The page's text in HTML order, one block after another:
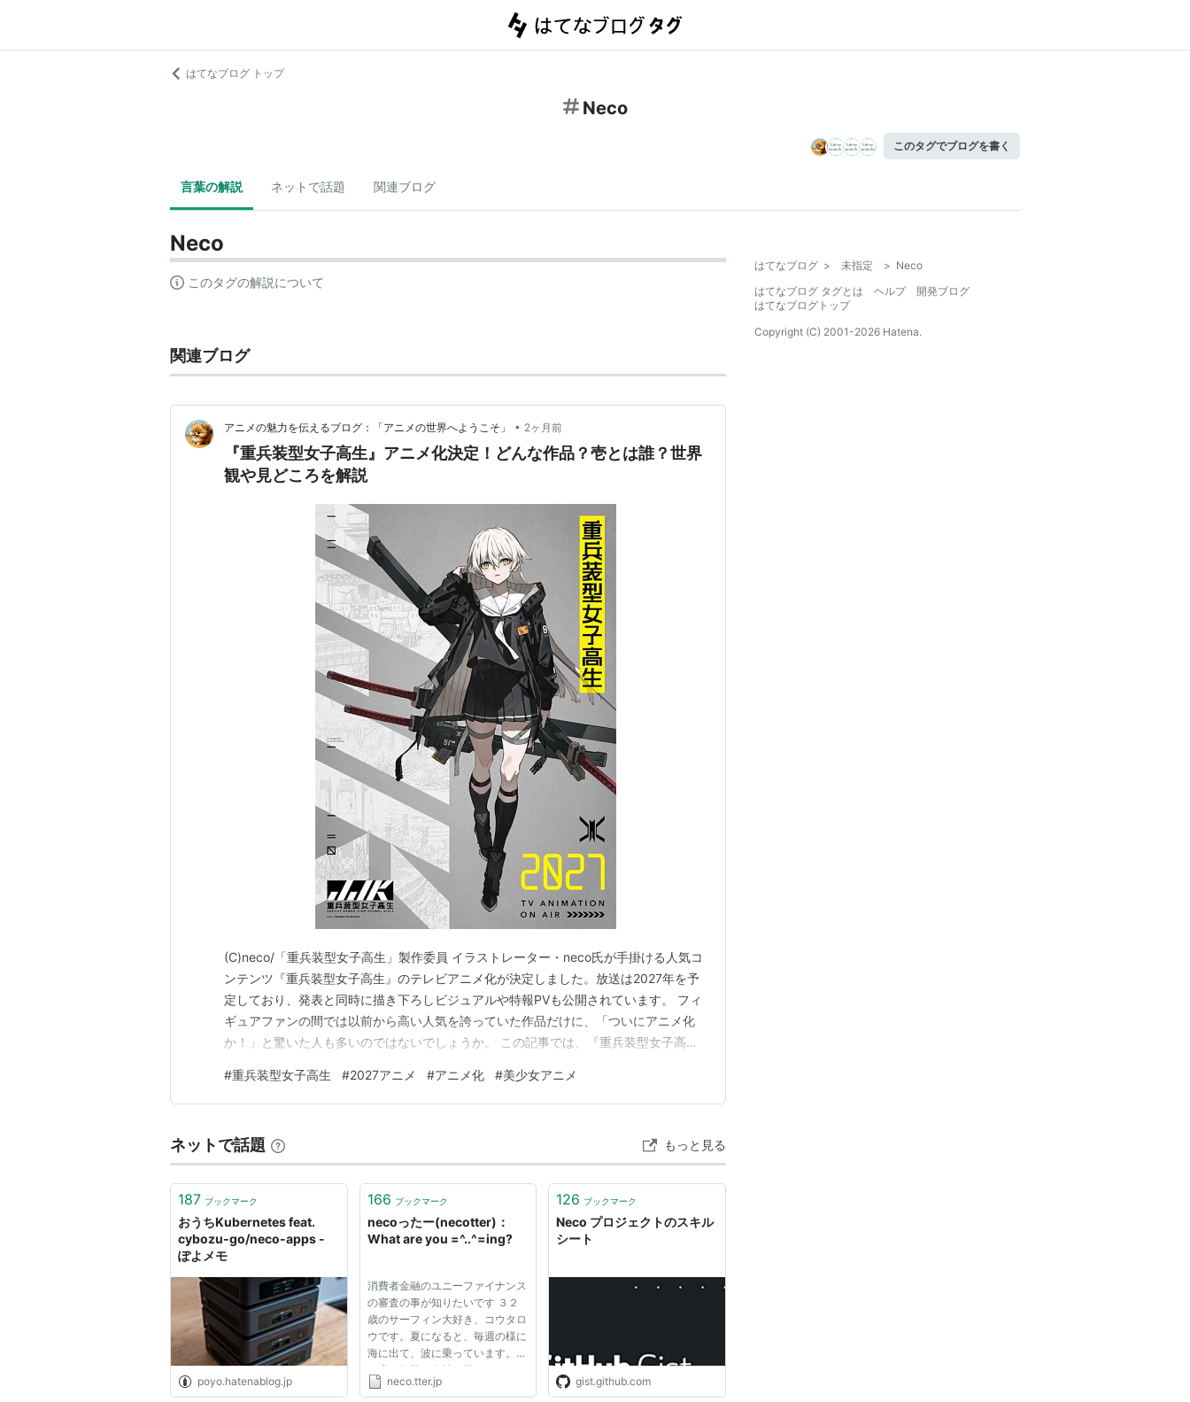
はてなブログ トップ
Neco
このタグでブログを書く
言葉の解説 ネットで話題 関連ブログ
Neco
このタグの解説について
関連ブログ
アニメの魅力を伝えるブログ：「アニメの世界へようこそ」 • 2ヶ月前
『重兵装型女子高生』アニメ化決定！どんな作品？壱とは誰？世界
観や見どころを解説
(C)neco/「重兵装型女子高生」製作委員 イラストレーター・neco氏が手掛ける人気コ
ンテンツ『重兵装型女子高生』のテレビアニメ化が決定しました。放送は2027年を予
定しており、発表と同時に描き下ろしビジュアルや特報PVも公開されています。 フィ
ギュアファンの間では以前から高い人気を誇っていた作品だけに、「ついにアニメ化
か！」と驚いた人も多いのではないでしょうか。 この記事では、『重兵装型女子高
ち）」について解説していきます。 この記事でわかること 『重兵装型女子高生』とは
どんな作品なのか アニメ化で注目されるポイ…
#重兵装型女子高生 #2027アニメ #アニメ化 #美少女アニメ
ネットで話題 もっと見る
187 ブックマーク
おうちKubernetes feat.
cybozu-go/neco-apps -
ぽよメモ
poyo.hatenablog.jp
166 ブックマーク
necoったー(necotter)：
What are you =^..^=ing?
消費者金融のユニーファイナンス
の審査の事が知りたいです ３２
歳のサーフィン大好き、コウタロ
ウです。夏になると、毎週の様に
海に出て、波に乗っています。
一応、無難な会社に勤めていて、
まだ結婚してない事もあって、そ
neco.tter.jp
126 ブックマーク
Neco プロジェクトのスキル
シート
gist.github.com
はてなブログ > 未指定 > Neco
はてなブログ タグとは
ヘルプ
開発ブログ
はてなブログトップ
Copyright (C) 2001-2026 Hatena.